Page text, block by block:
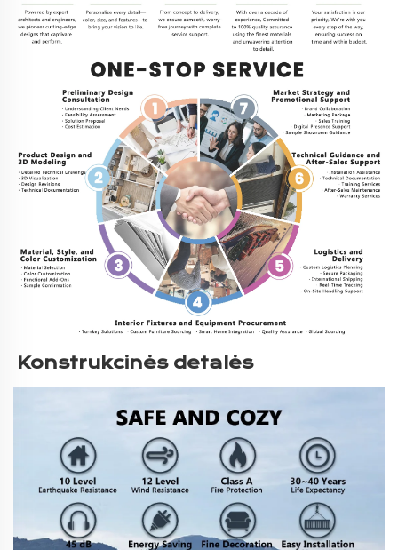
Konstrukcinės detalės